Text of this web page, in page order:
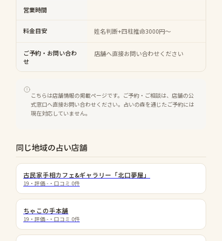
営業時間
料金目安 姓名判断+四柱推命3000円～
ご予約・お問い合わ
せ
店舗へ直接お問い合わせください
こちらは店舗情報の掲載ページです。ご予約・ご相談は、店舗の公
式窓口へ直接お問い合わせください。占いの森を通じたご予約には
現在対応していません。
同じ地域の占い店舗
古民家手相カフェ&ギャラリー「北口夢屋」
19 ・評価 - ・口コミ 0件
ちゃこの手本舗
19 ・評価 - ・口コミ 0件